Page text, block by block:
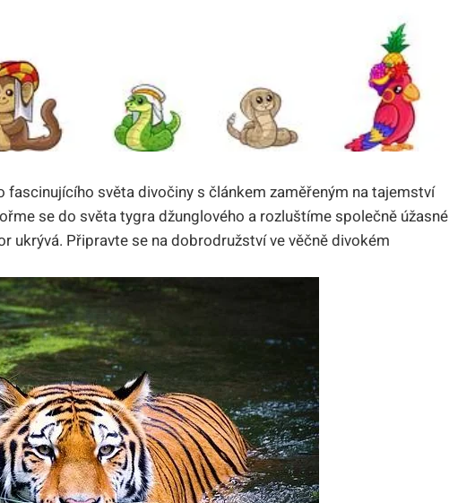
světa divočiny s článkem zaměřeným na tajemství
se do světa tygra džunglového a rozluštíme společně úžasné
ukrývá. Připravte se na dobrodružství ve věčně divokém